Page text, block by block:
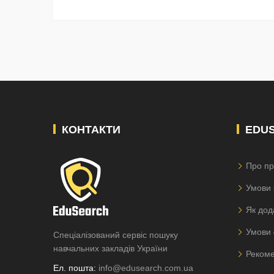
КОНТАКТИ
Спеціалізований сервіс пошуку
навчальних закладів України
Ел. пошта: info@edusearch.com.ua
Про
Умови
Як
Умови